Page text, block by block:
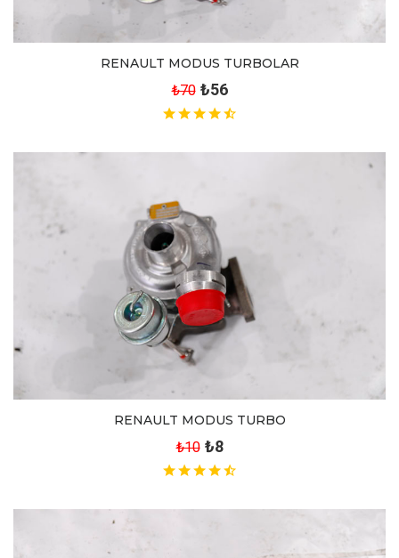
RENAULT MODUS TURBOLAR
₺70 ₺56
RENAULT MODUS TURBO
₺10 ₺8